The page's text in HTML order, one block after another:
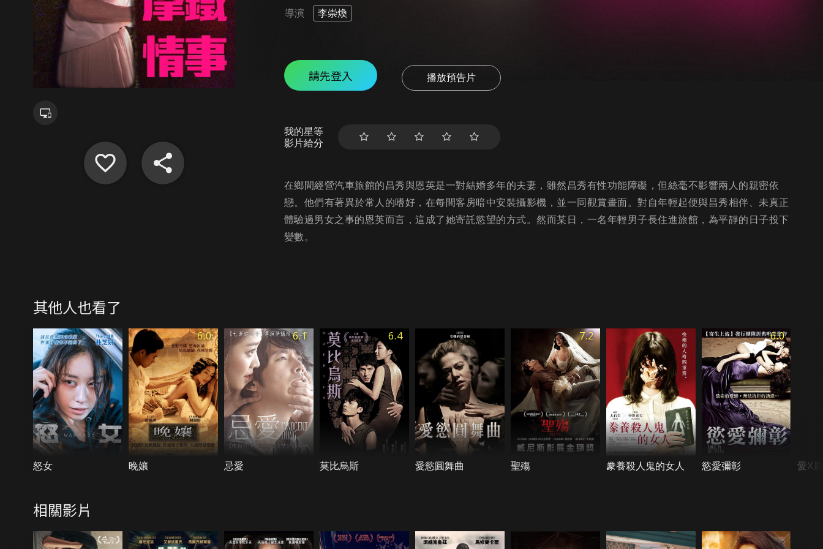
導演 李崇煥
請先登入 播放預告片
我的星等
影片給分
在鄉間經營汽車旅館的昌秀與恩英是一對結婚多年的夫妻，雖然昌秀有性功能障礙，但絲毫不影響兩人的親密依
戀。他們有著異於常人的嗜好，在每間客房暗中安裝攝影機，並一同觀賞畫面。對自年輕起便與昌秀相伴、未真正
體驗過男女之事的恩英而言，這成了她寄託慾望的方式。然而某日，一名年輕男子長住進旅館，為平靜的日子投下
變數。
其他人也看了
怒女
6.0
晚孃
6.1
忌愛
6.4
莫比烏斯 愛慾圓舞曲
7.2
聖殤 豢養殺人鬼的女人
6.0
慾愛彌彰 愛X
相關影片